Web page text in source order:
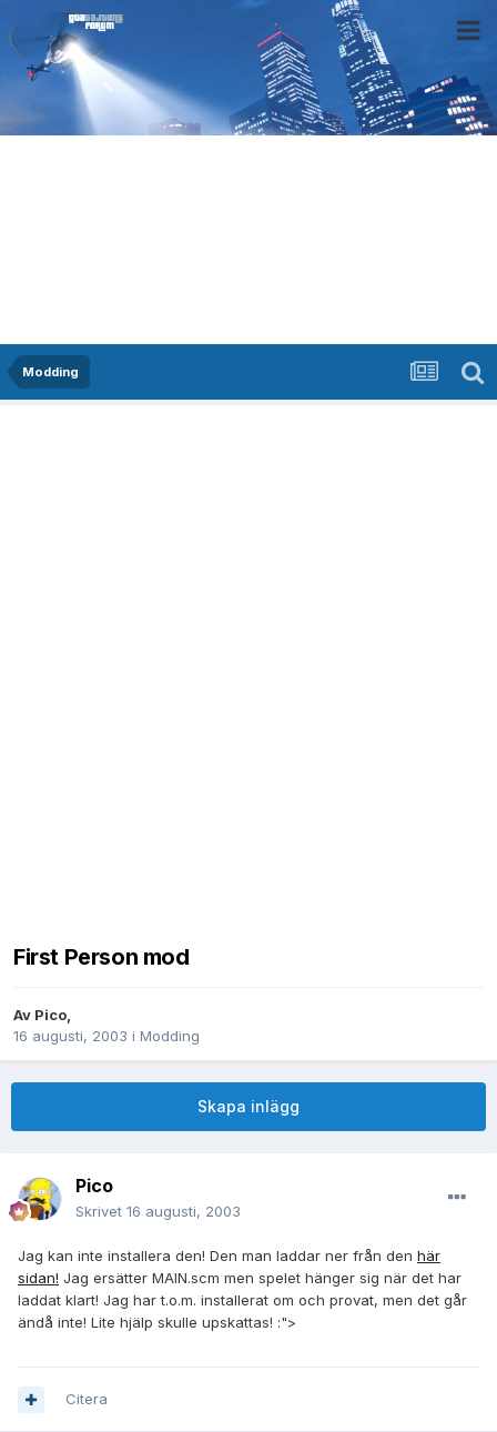
Modding
First Person mod
Av Pico,
16 augusti, 2003 i Modding
Skapa inlägg
Pico
Skrivet 16 augusti, 2003
Jag kan inte installera den! Den man laddar ner från den här
sidan! Jag ersätter MAIN.scm men spelet hänger sig när det har
laddat klart! Jag har t.o.m. installerat om och provat, men det går
ändå inte! Lite hjälp skulle upskattas! :">
Citera